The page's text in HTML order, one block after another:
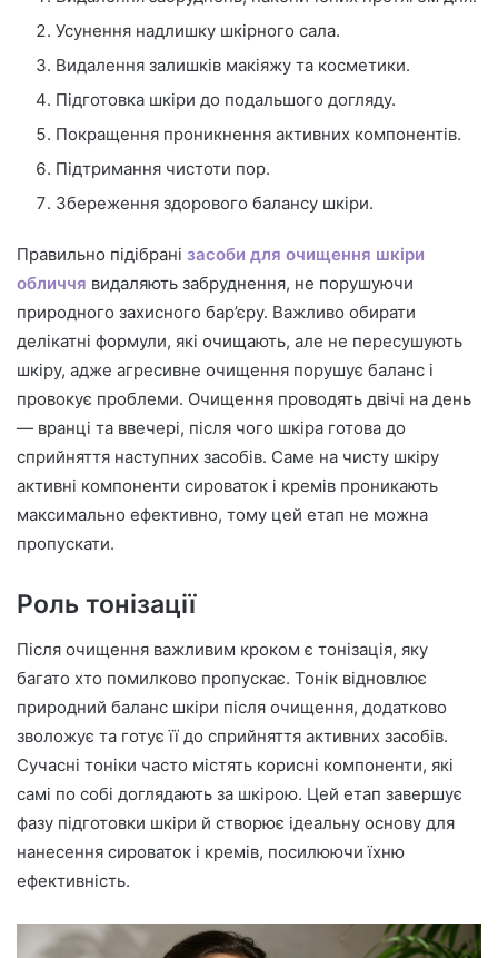
Усунення надлишку шкірного сала.
Видалення залишків макіяжу та косметики.
Підготовка шкіри до подальшого догляду.
Покращення проникнення активних компонентів.
Підтримання чистоти пор.
Збереження здорового балансу шкіри.
Правильно підібрані засоби для очищення шкіри
обличчя видаляють забруднення, не порушуючи
природного захисного бар’єру. Важливо обирати
делікатні формули, які очищають, але не пересушують
шкіру, адже агресивне очищення порушує баланс і
провокує проблеми. Очищення проводять двічі на день
— вранці та ввечері, після чого шкіра готова до
сприйняття наступних засобів. Саме на чисту шкіру
активні компоненти сироваток і кремів проникають
максимально ефективно, тому цей етап не можна
пропускати.
Роль тонізації
Після очищення важливим кроком є тонізація, яку
багато хто помилково пропускає. Тонік відновлює
природний баланс шкіри після очищення, додатково
зволожує та готує її до сприйняття активних засобів.
Сучасні тоніки часто містять корисні компоненти, які
самі по собі доглядають за шкірою. Цей етап завершує
фазу підготовки шкіри й створює ідеальну основу для
нанесення сироваток і кремів, посилюючи їхню
ефективність.